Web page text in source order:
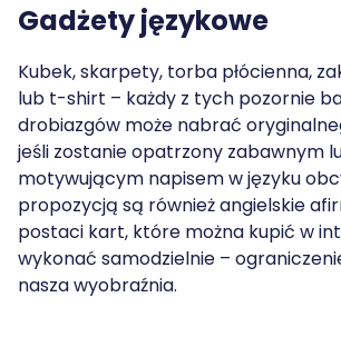
Gadżety językowe
Kubek, skarpety, torba płócienna,
lub t-shirt – każdy z tych pozornie
drobiazgów może nabrać
jeśli zostanie opatrzony zabawnym
motywującym napisem w języku
propozycją są również angielskie
postaci kart, które można kupić w
wykonać samodzielnie –
nasza wyobraźnia.